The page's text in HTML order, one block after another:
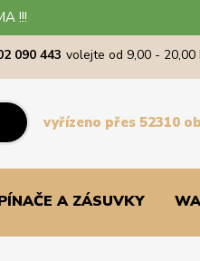
!!!
090 443 volejte od 9,00 - 20,00
vyřízeno přes 52310
A ZÁSUVKY